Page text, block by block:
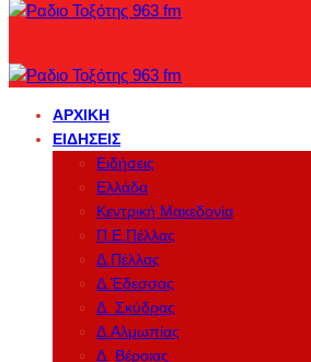
ΑΡΧΙΚΉ
ΕΙΔΉΣΕΙΣ
Ειδήσεις
Ελλάδα
Κεντρική Μακεδονία
Π.Ε.Πέλλας
Δ.Πέλλας
Δ.Έδεσσας
Δ. Σκύδρας
Δ.Αλμωπίας
Δ. Βέροιας